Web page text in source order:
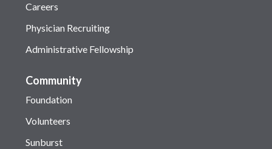
Careers
Physician Recruiting
Administrative Fellowship
Community
Foundation
Volunteers
Sunburst